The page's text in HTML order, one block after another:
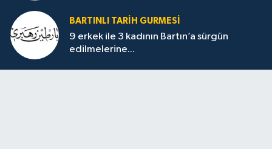
BARTINLI TARIH GURMESI
9 erkek ile 3 kadının Bartın’a sürgün
edilmelerine...